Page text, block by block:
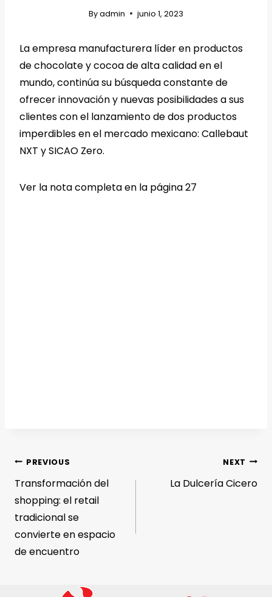
Byadmin junio 1, 2023
La empresa manufacturera líder en productos
de chocolate y cocoa de alta calidad en el
mundo, continúa su búsqueda constante de
ofrecer innovación y nuevas posibilidades a sus
clientes con el lanzamiento de dos productos
imperdibles en el mercado mexicano: Callebaut
NXT y SICAO Zero.
Ver la nota completa en la página 27
PREVIOUS
Transformación del
shopping: el retail
tradicional se
convierte en espacio
de encuentro
NEXT
La Dulcería Cicero